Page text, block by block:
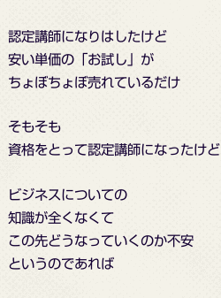
認定講師になりはしたけど
安い単価の「お試し」が
ちょぼちょぼ売れているだけ
そもそも
資格をとって認定講師になったけど
ビジネスについての
知識が全くなくて
この先どうなっていくのか不安
というのであれば